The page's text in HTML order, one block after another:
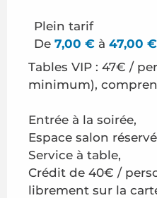
Le28 juillet 2026
Le 4 août 2026
11 août 2026
Le18 août 2026
Plein tarif
De 7,00 € à 47,00 €
Tables VIP : 47€ /
minimum),
Entrée à la soirée,
Espace salon
Service à table,
Crédit de 40€ /
librement sur la